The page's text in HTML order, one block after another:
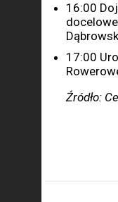
16:00
17:00
Źródło: